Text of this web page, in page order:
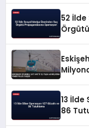
52
13 İlde
86